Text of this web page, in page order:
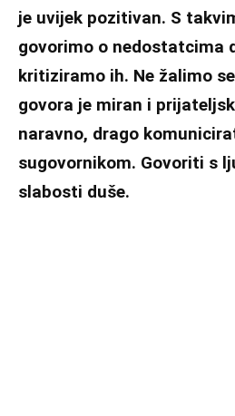
je uvijek pozitivan. S
govorimo o nedostatcima
kritiziramo ih. Ne žalimo
govora je miran i
naravno, drago
sugovornikom. Govoriti s
slabosti duše.